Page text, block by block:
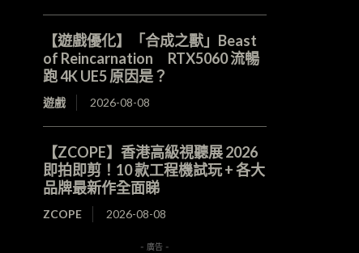
【遊戲優化】「合成之獸」Beast
of Reincarnation RTX5060 流暢
跑 4K UE5 原因是？
遊戲 2026-08-08
【ZCOPE】香港高級視聽展 2026
即拍即剪！10 款工程機試玩 + 各大
品牌最新作全面睇
ZCOPE 2026-08-08
- 廣告 -